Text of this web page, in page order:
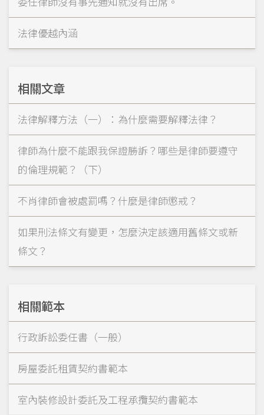
法律優越內涵
相關文章
法律解釋方法（一）：為什麼需要解釋法律？
律師為什麼不能跟我保證勝訴？哪些是律師要遵守
的倫理規範？（下）
不肖律師會被處罰嗎？什麼是律師懲戒？
如果刑法條文有變更，怎麼決定該適用舊條文或新
條文？
相關範本
行政訴訟委任書（一般）
房屋委託租賃契約書範本
室內裝修設計委託及工程承攬契約書範本